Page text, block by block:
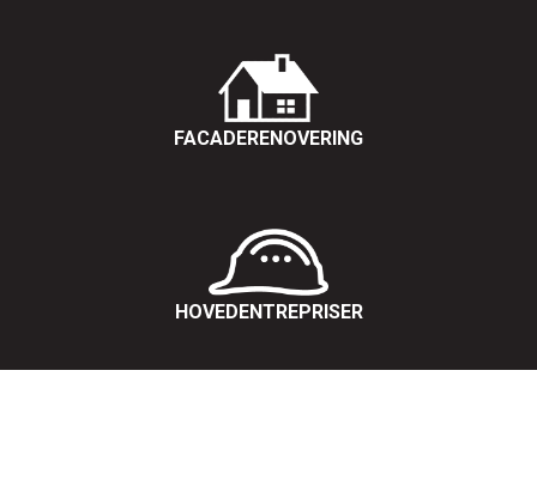
FACADERENOVERING
HOVEDENTREPRISER